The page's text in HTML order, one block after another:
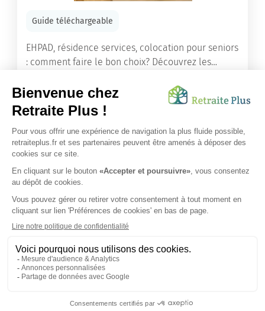
Guide téléchargeable
EHPAD, résidence services, colocation pour seniors
: comment faire le bon choix? Découvrez les
ainés.
Lire l'article
Vous avez besoin d’une aide de nos équipes ?
Obtenir les tarifs & disponibilités
SUIVEZ-NOUS SUR :
Protection données personnelles
Nous vous informons de l'existence de la liste d'opposition